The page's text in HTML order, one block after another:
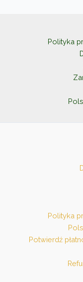
Polityka
Polityka
Potwierdź